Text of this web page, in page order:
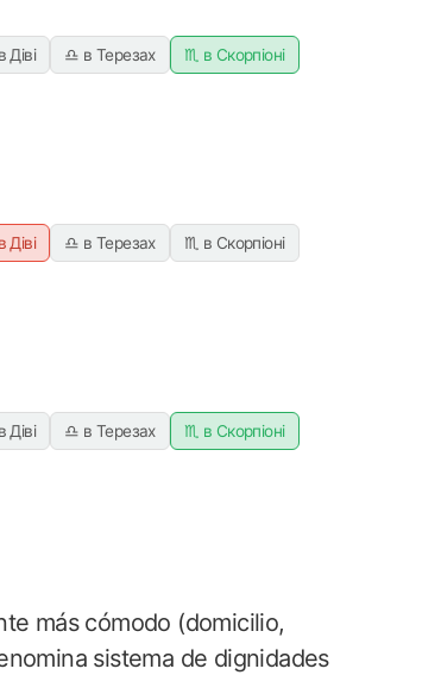
Діві ♎ в Терезах
♏ в Скорпіоні
Діві ♎ в Терезах
♏ в Скорпіоні
Діві ♎ в Терезах
♏ в Скорпіоні
más cómodo (domicilio,
sistema de dignidades